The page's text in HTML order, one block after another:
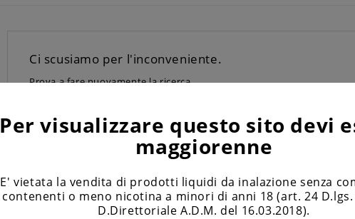
Per visualizzare questo sito devi
maggiorenne
E' vietata la vendita di prodotti liquidi da inalazione senza
contenenti o meno nicotina a minori di anni 18 (art. 24 D.lgs.
D.Direttoriale A.D.M. del 16.03.2018).
Ci scusiamo per l'inconveniente.
Prova a fare nuovamente la ricerca